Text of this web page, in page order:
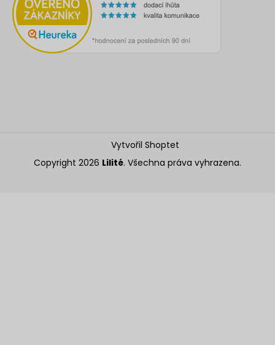
Vytvořil Shoptet
Copyright 2026 Lilité. Všechna práva vyhrazena.